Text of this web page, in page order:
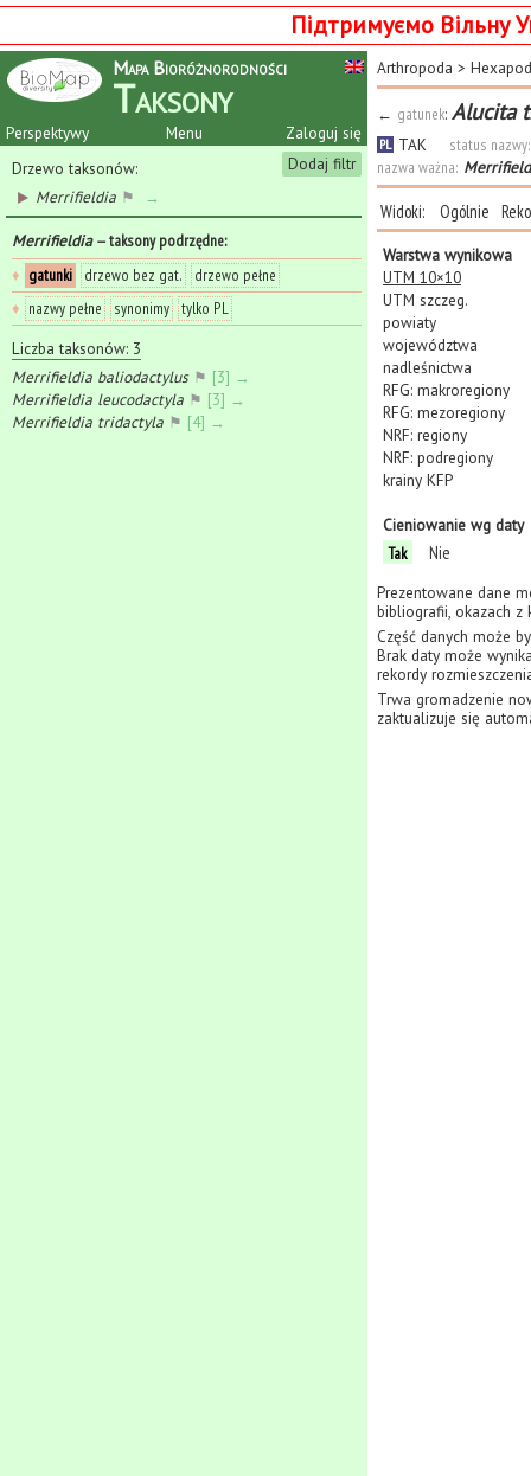
Підтримуємо Вільну
Mapa Bioróżnorodności
Taksony
Perspektywy Zaloguj się
Menu
Dodaj filtr
Drzewo taksonów:
Merrifieldia ⚑ →
Merrifieldia— taksony podrzędne:
♦ gatunki drzewo bez gat.
drzewo pełne
♦ nazwy pełne synonimy tylko PL
Liczba taksonów: 3
Merrifieldia baliodactylus⚑ [3] →
Merrifieldia leucodactyla ⚑ [3] →
Merrifieldia tridactyla ⚑ [4] →
Arthropoda >
← gatunek: Alucita
PL TAK
status nazwy:
nazwa ważna:
Widoki: Ogólnie
Warstwa wynikowa
UTM 10×10
UTM szczeg.
powiaty
województwa
nadleśnictwa
RFG: makroregiony
RFG: mezoregiony
NRF: regiony
NRF: podregiony
krainy KFP
Cieniowanie wg daty
Tak
Nie
Prezentowane dane
bibliografii, okazach z
Część danych może
Brak daty może
rekordy
Trwa gromadzenie
zaktualizuje się